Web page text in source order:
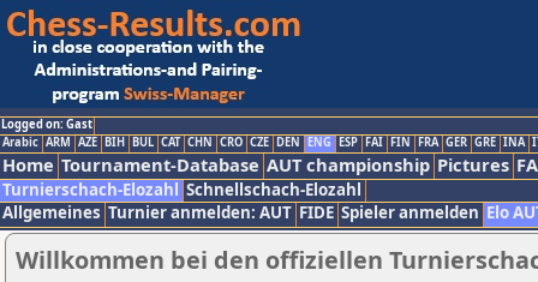
Logged on: Gast
Arabic ARM AZE BIH BUL CAT CHN CRO CZE DEN ENG ESP FAI FIN FRA GER GRE INA
Home Tournament-Database AUT championship Pictures
Turnierschach-Elozahl Schnellschach-Elozahl
Allgemeines Turnier anmelden: AUT FIDE Spieler anmelden Elo
Willkommen bei den offiziellen